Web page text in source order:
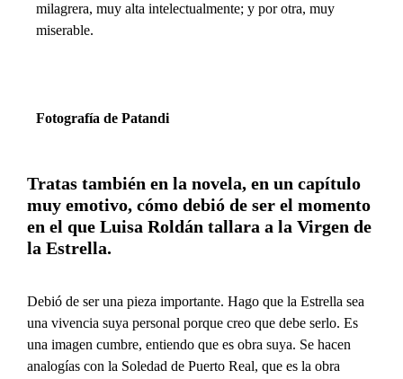
milagrera, muy alta intelectualmente; y por otra, muy
miserable.
Fotografía de Patandi
Tratas también en la novela, en un capítulo
muy emotivo, cómo debió de ser el momento
en el que Luisa Roldán tallara a la Virgen de
la Estrella.
Debió de ser una pieza importante. Hago que la Estrella sea
una vivencia suya personal porque creo que debe serlo. Es
una imagen cumbre, entiendo que es obra suya. Se hacen
analogías con la Soledad de Puerto Real, que es la obra